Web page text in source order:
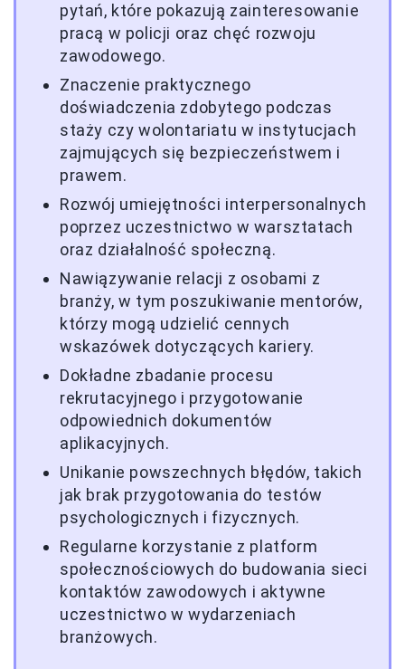
pytań, które pokazują zainteresowanie
pracą w policji oraz chęć rozwoju
zawodowego.
Znaczenie praktycznego
doświadczenia zdobytego podczas
staży czy wolontariatu w instytucjach
zajmujących się bezpieczeństwem i
prawem.
Rozwój umiejętności interpersonalnych
poprzez uczestnictwo w warsztatach
oraz działalność społeczną.
Nawiązywanie relacji z osobami z
branży, w tym poszukiwanie mentorów,
którzy mogą udzielić cennych
wskazówek dotyczących kariery.
Dokładne zbadanie procesu
rekrutacyjnego i przygotowanie
odpowiednich dokumentów
aplikacyjnych.
Unikanie powszechnych błędów, takich
jak brak przygotowania do testów
psychologicznych i fizycznych.
Regularne korzystanie z platform
społecznościowych do budowania sieci
kontaktów zawodowych i aktywne
uczestnictwo w wydarzeniach
branżowych.